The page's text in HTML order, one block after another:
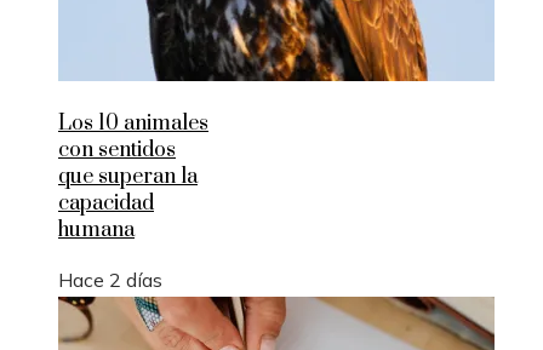
Los 10 animales
con sentidos
que superan la
capacidad
humana
Hace 2 días